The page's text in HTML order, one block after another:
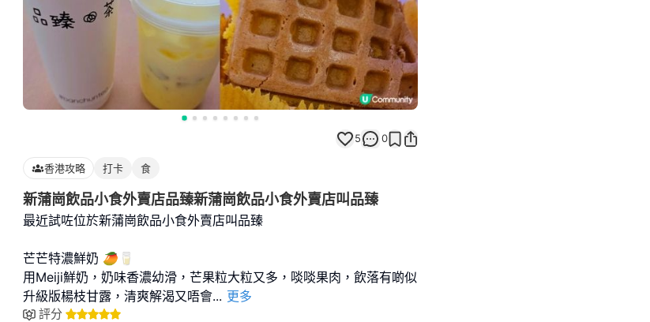
5 0
香港攻略 打卡 食
新蒲崗飲品小食外賣店品臻新蒲崗飲品小食外賣店叫品臻
最近試咗位於新蒲崗飲品小食外賣店叫品臻
芒芒特濃鮮奶 🥭🥛
用Meiji鮮奶，奶味香濃幼滑，芒果粒大粒又多，啖啖果肉，飲落有啲似
升級版楊枝甘露，清爽解渴又唔會... 更多
評分